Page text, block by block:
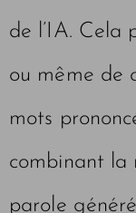
de l’IA. Cela
ou même de
mots
combinant la
parole